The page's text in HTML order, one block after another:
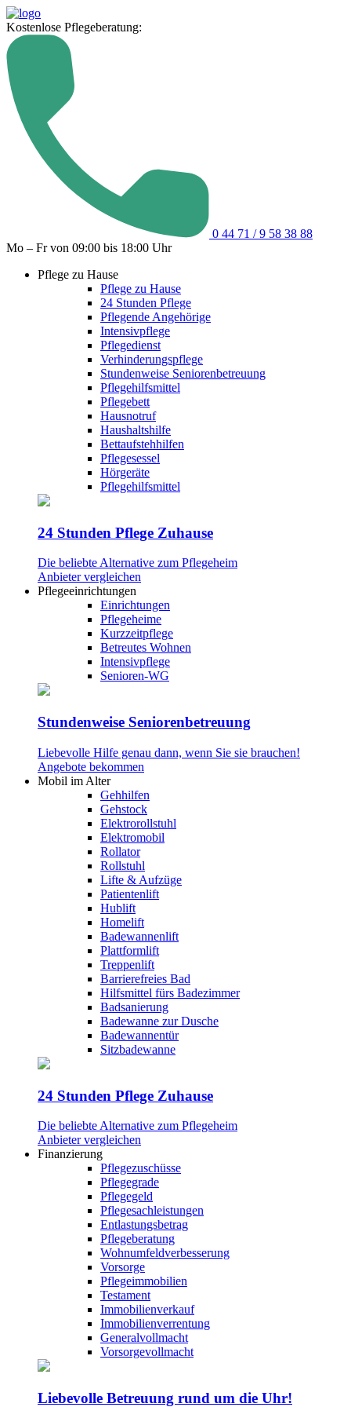
Kostenlose Pflegeberatung:
0 44 71 / 9 58 38 88
Mo – Fr von 09:00 bis 18:00 Uhr
Pflege zu Hause
Pflege zu Hause
24 Stunden Pflege
Pflegende Angehörige
Intensivpflege
Pflegedienst
Verhinderungspflege
Stundenweise Seniorenbetreuung
Pflegehilfsmittel
Pflegebett
Hausnotruf
Haushaltshilfe
Bettaufstehhilfen
Pflegesessel
Hörgeräte
Pflegehilfsmittel
24 Stunden Pflege Zuhause
Die beliebte Alternative zum Pflegeheim
Anbieter vergleichen
Pflegeeinrichtungen
Einrichtungen
Pflegeheime
Kurzzeitpflege
Betreutes Wohnen
Intensivpflege
Senioren-WG
Stundenweise Seniorenbetreuung
Liebevolle Hilfe genau dann, wenn Sie sie brauchen!
Angebote bekommen
Mobil im Alter
Gehhilfen
Gehstock
Elektrorollstuhl
Elektromobil
Rollator
Rollstuhl
Lifte & Aufzüge
Patientenlift
Hublift
Homelift
Badewannenlift
Plattformlift
Treppenlift
Barrierefreies Bad
Hilfsmittel fürs Badezimmer
Badsanierung
Badewanne zur Dusche
Badewannentür
Sitzbadewanne
24 Stunden Pflege Zuhause
Die beliebte Alternative zum Pflegeheim
Anbieter vergleichen
Finanzierung
Pflegezuschüsse
Pflegegrade
Pflegegeld
Pflegesachleistungen
Entlastungsbetrag
Pflegeberatung
Wohnumfeldverbesserung
Vorsorge
Pflegeimmobilien
Testament
Immobilienverkauf
Immobilienverrentung
Generalvollmacht
Vorsorgevollmacht
Liebevolle Betreuung rund um die Uhr!